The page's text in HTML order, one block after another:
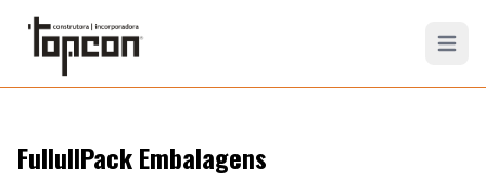
Open
FullullPack Embalagens